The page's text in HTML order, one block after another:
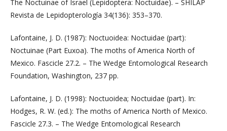
The Noctuinae of Israel (Lepidoptera: Noctuidae). – SHILAP
Revista de Lepidopterología 34(136): 353–370.
Lafontaine, J. D. (1987): Noctuoidea: Noctuidae (part):
Noctuinae (Part Euxoa). The moths of America North of
Mexico. Fascicle 27.2. – The Wedge Entomological Research
Foundation, Washington, 237 pp.
Lafontaine, J. D. (1998): Noctuoidea; Noctuidae (part). In:
Hodges, R. W. (ed.): The moths of America North of Mexico.
Fascicle 27.3. – The Wedge Entomological Research